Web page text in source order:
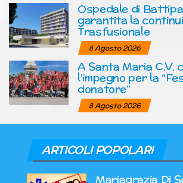
Ospedale di
garantita la
Trasfusionale
8 Agosto 2026
A Santa Maria C.V.
l’impegno per la
donatore”
8 Agosto 2026
ARTICOLI POPOLARI
Mariagrazia Di